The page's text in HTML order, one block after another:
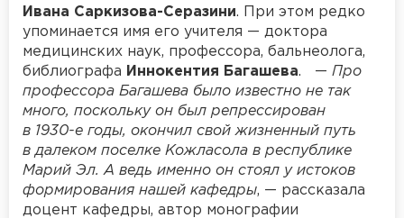
Ивана Саркизова-Серазини. При этом редко
упоминается имя его учителя — доктора
медицинских наук, профессора, бальнеолога,
библиографа Иннокентия Багашева. — Про
профессора Багашева было известно не так
много, поскольку он был репрессирован
в 1930-е годы, окончил свой жизненный путь
в далеком поселке Кожласола в республике
Марий Эл. А ведь именно он стоял у истоков
формирования нашей кафедры, — рассказала
доцент кафедры, автор монографии